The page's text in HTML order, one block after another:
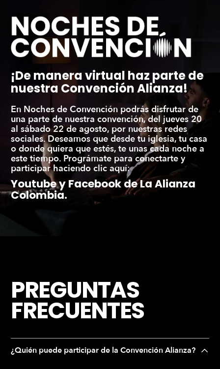
¡De manera virtual haz parte de
nuestra Convención Alianza!
En Noches de Convención podrás disfrutar de
una parte de nuestra convención, del jueves 20
al sábado 22 de agosto, por nuestras redes
sociales. Deseamos que desde tu iglesia, tu casa
o donde quiera que estés, te unas cada noche a
este tiempo. Prográmate para conectarte y
participar haciendo clic aquí:
YoutubeyFacebookde La Alianza
Colombia.
PREGUNTAS
FRECUENTES
¿Quién puede participar de la Convención Alianza?